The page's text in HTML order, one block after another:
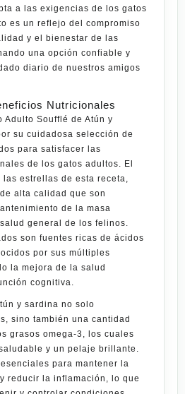
a las exigencias de los gatos
es un reflejo del compromiso
y el bienestar de las
una opción confiable y
diario de nuestros amigos
Nutricionales
Adulto Soufflé de Atún y
su cuidadosa selección de
para satisfacer las
de los gatos adultos. El
estrellas de esta receta,
alta calidad que son
de la masa
general de los felinos.
son fuentes ricas de ácidos
por sus múltiples
la mejora de la salud
cognitiva.
y sardina no solo
sino también una cantidad
grasos omega-3, los cuales
y un pelaje brillante.
para mantener la
reducir la inflamación, lo que